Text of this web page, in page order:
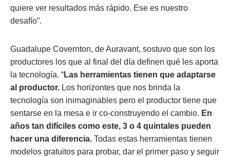
quiere ver resultados más rápido. Ese es nuestro
desafío”.
Guadalupe Covernton, de Auravant, sostuvo que son los
productores los que al final del día definen qué les aporta
la tecnología. “Las herramientas tienen que adaptarse
al productor. Los horizontes que nos brinda la
tecnología son inimaginables pero el productor tiene que
sentarse en la mesa e ir co-construyendo el cambio. En
años tan difíciles como este, 3 o 4 quintales pueden
hacer una diferencia. Todas estas herramientas tienen
modelos gratuitos para probar, dar el primer paso y seguir